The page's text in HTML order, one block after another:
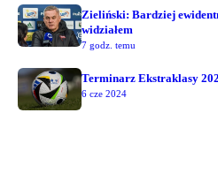
Zieliński: Bardziej
widziałem
7 godz. temu
Terminarz Ekstraklasy
6 cze 2024